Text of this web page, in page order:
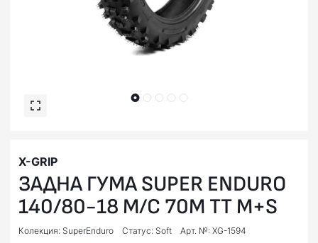
X-GRIP
ЗАДНА ГУМА SUPER ENDURO
140/80-18 M/C 70M TT M+S
Колекция: SuperEnduro Статус: Soft
Арт. №: XG-1594